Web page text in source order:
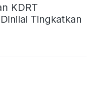
KDRT
Tingkatkan